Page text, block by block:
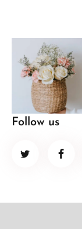
Follow us